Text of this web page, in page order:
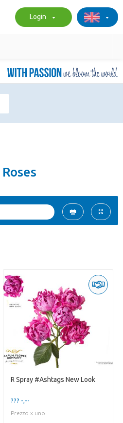
Login
R Spray #Ashtags New Look
??? -,--
Prezzo x uno